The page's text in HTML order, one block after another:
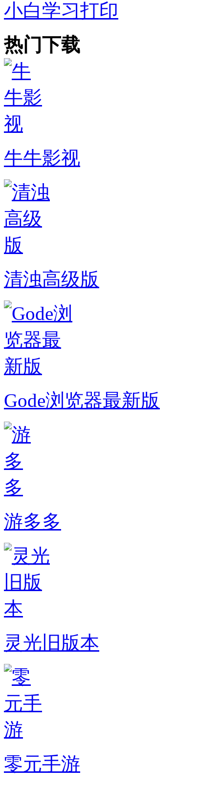
小白学习打印
热门下载
牛牛影视
清浊高级版
Gode浏览器最新版
游多多
灵光旧版本
零元手游